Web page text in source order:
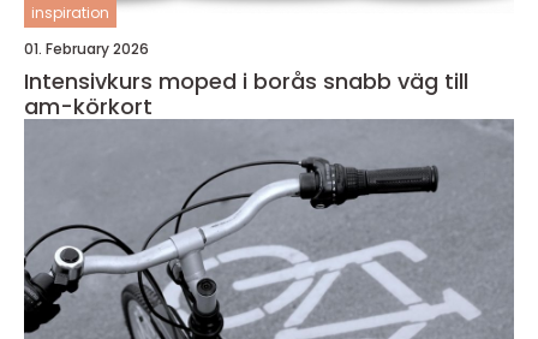
inspiration
01. February 2026
Intensivkurs moped i borås snabb väg till
am-körkort